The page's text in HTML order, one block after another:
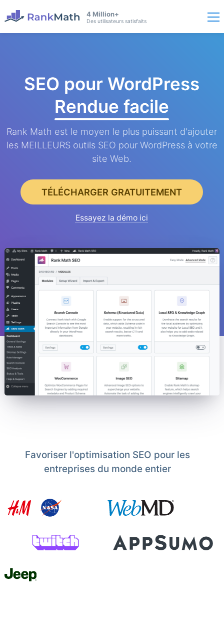
4 Million+
Des utilisateurs satisfaits
SEO pour WordPress
Rendue facile
Rank Math est le moyen le plus puissant d'ajouter
les MEILLEURS outils SEO pour WordPress à votre
site Web.
TÉLÉCHARGER GRATUITEMENT
Essayez la démo ici
Favoriser l'optimisation SEO pour les
entreprises du monde entier